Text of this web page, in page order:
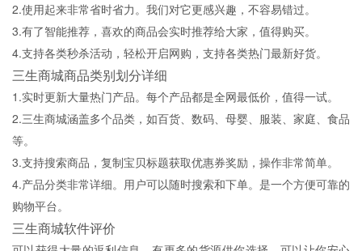
2.使用起来非常省时省力。我们对它更感兴趣，不容易错过。
3.有了智能推荐，喜欢的商品会实时推荐给大家，值得购买。
4.支持各类秒杀活动，轻松开启网购，支持各类热门最新好货。
三生商城商品类别划分详细
1.实时更新大量热门产品。每个产品都是全网最低价，值得一试。
2.三生商城涵盖多个品类，如百货、数码、母婴、服装、家庭、食品
等。
3.支持搜索商品，复制宝贝标题获取优惠券奖励，操作非常简单。
4.产品分类非常详细。用户可以随时搜索和下单。是一个方便可靠的
购物平台。
三生商城软件评价